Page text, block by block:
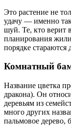
Это растение не
удачу — именно
шуй. Те, кто верит
планирования
порядке стараются
Комнатный
Название цветка
дракона). Он
деревьям из
много других
пальмовое дерево,